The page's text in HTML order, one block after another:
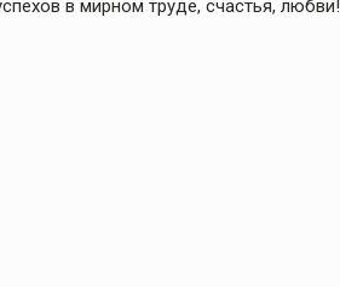
в мирном труде, счастья, любви!